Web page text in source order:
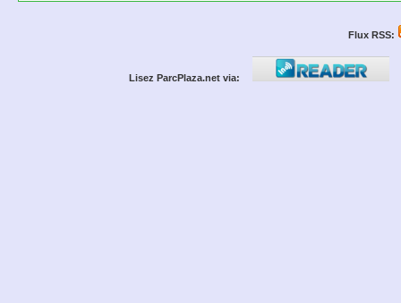
Flux RSS:
Lisez ParcPlaza.net via: